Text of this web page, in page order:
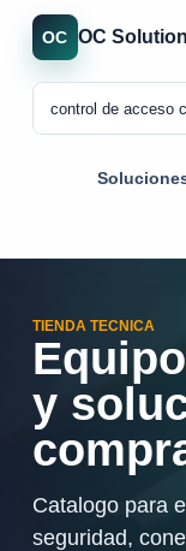
OC OC
TIENDA TECNICA
y
Catalogo para
seguridad,